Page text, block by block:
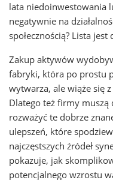
lata niedoinwestowania
negatywnie na
społecznością? Lista jest
Zakup aktywów
fabryki, która po prostu
wytwarza, ale wiąże się
Dlatego też firmy muszą
rozważyć te dobrze
ulepszeń, które
najczęstszych źródeł
pokazuje, jak
potencjalnego wzrostu